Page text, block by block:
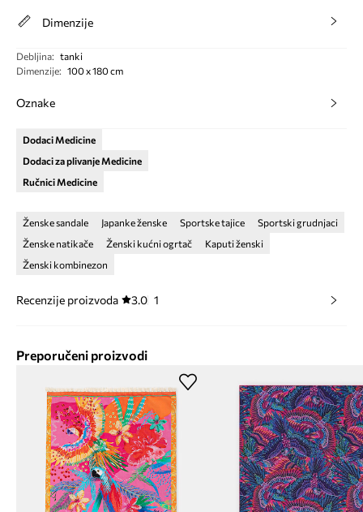
Dimenzije
Debljina: tanki
Dimenzije: 100 x 180 cm
Oznake
Dodaci Medicine
Dodaci za plivanje Medicine
Ručnici Medicine
Ženske sandale Japanke ženske Sportske tajice
Sportski grudnjaci
Ženske natikače
Ženski kućni ogrtač
Kaputi ženski
Ženski kombinezon
Recenzije proizvoda 3.0 1
Preporučeni proizvodi